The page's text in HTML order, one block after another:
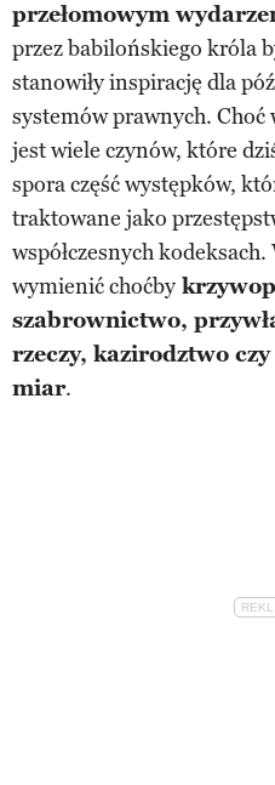
przełomowym
przez babilońskiego króla
stanowiły inspirację dla
systemów prawnych.
jest wiele czynów, które
spora część występków,
traktowane jako
współczesnych
wymienić choćby
szabrownictwo,
rzeczy, kazirodztwo
miar.